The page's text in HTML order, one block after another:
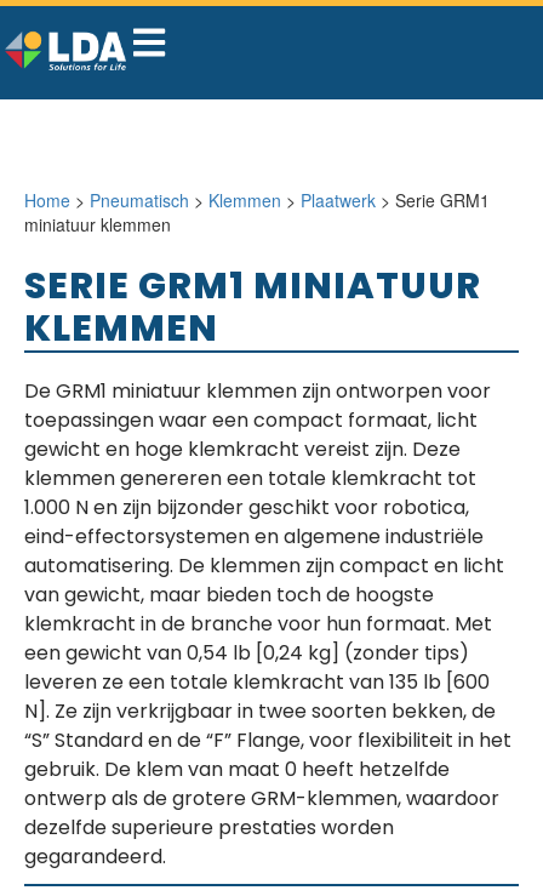
Home > Pneumatisch > Klemmen > Plaatwerk > Serie GRM1
miniatuur klemmen
SERIE GRM1 MINIATUUR
KLEMMEN
De GRM1 miniatuur klemmen zijn ontworpen voor
toepassingen waar een compact formaat, licht
gewicht en hoge klemkracht vereist zijn. Deze
klemmen genereren een totale klemkracht tot
1.000 N en zijn bijzonder geschikt voor robotica,
eind-effectorsystemen en algemene industriële
automatisering. De klemmen zijn compact en licht
van gewicht, maar bieden toch de hoogste
klemkracht in de branche voor hun formaat. Met
een gewicht van 0,54 lb [0,24 kg] (zonder tips)
leveren ze een totale klemkracht van 135 lb [600
N]. Ze zijn verkrijgbaar in twee soorten bekken, de
“S” Standard en de “F” Flange, voor flexibiliteit in het
gebruik. De klem van maat 0 heeft hetzelfde
ontwerp als de grotere GRM-klemmen, waardoor
dezelfde superieure prestaties worden
gegarandeerd.